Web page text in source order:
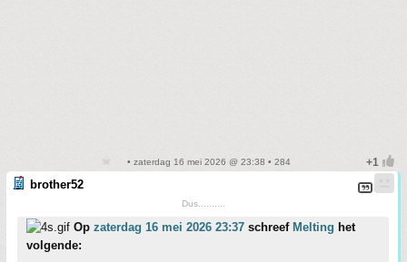
• zaterdag 16 mei 2026 @ 23:38 • 284
brother52
Dus..........
Op zaterdag 16 mei 2026 23:37 schreef Melting het
volgende: